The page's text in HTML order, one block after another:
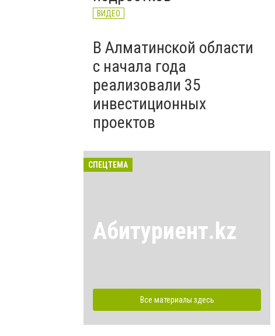
ВИДЕО
В Алматинской области
с начала года
реализовали 35
инвестиционных
проектов
СПЕЦТЕМА
Абитуриент.kz
Все материалы здесь